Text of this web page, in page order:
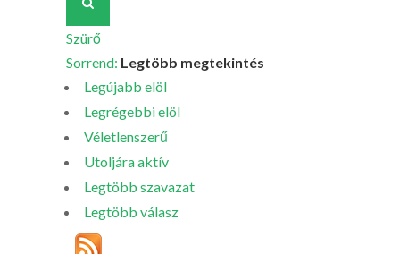
Szürő
Sorrend: Legtöbb megtekintés
Legújabb elöl
Legrégebbi elöl
Véletlenszerű
Utoljára aktív
Legtöbb szavazat
Legtöbb válasz